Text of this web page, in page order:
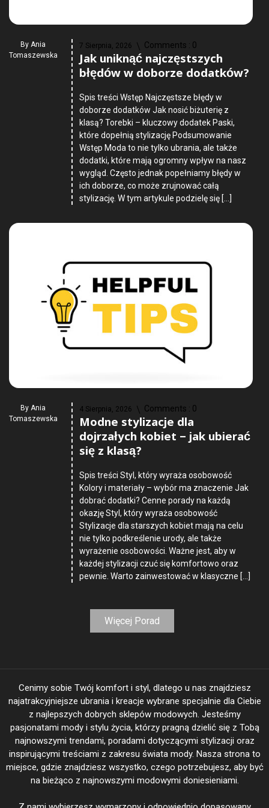
By Ania
Tomaszewska
7 Sierpnia, 2026 Comments : 0
Jak uniknąć najczęstszych
błędów w doborze dodatków?
Spis treści Wstęp Najczęstsze błędy w
doborze dodatków Jak nosić biżuterię z
klasą? Torebki – kluczowy dodatek Paski,
które dopełnią stylizację Podsumowanie
Wstęp Moda to nie tylko ubrania, ale także
dodatki, które mają ogromny wpływ na nasz
wygląd. Często jednak popełniamy błędy w
ich doborze, co może zrujnować całą
stylizację. W tym artykule podzielę się […]
By Ania
Tomaszewska
4 Sierpnia, 2026 Comments : 0
Modne stylizacje dla
dojrzałych kobiet – jak ubierać
się z klasą?
Spis treści Styl, który wyraża osobowość
Kolory i materiały – wybór ma znaczenie Jak
dobrać dodatki? Cenne porady na każdą
okazję Styl, który wyraża osobowość
Stylizacje dla starszych kobiet mają na celu
nie tylko podkreślenie urody, ale także
wyrażenie osobowości. Ważne jest, aby w
każdej stylizacji czuć się komfortowo oraz
pewnie. Warto zainwestować w klasyczne […]
Więcej Porad
Cenimy sobie Twój komfort i styl, dlatego u nas znajdziesz
najatrakcyjniejsze ubrania i kreacje wybrane specjalnie dla Ciebie
z najlepszych dobrych sklepów modowych. Jesteśmy
pasjonatami mody i stylu życia, którzy pragną dzielić się z Tobą
najnowszymi trendami, poradami dotyczącymi stylizacji oraz
inspirującymi treściami z zakresu świata mody. Nasza strona to
miejsce, gdzie znajdziesz wszystko, czego potrzebujesz, aby być
na bieżąco z najnowszymi modowymi doniesieniami.